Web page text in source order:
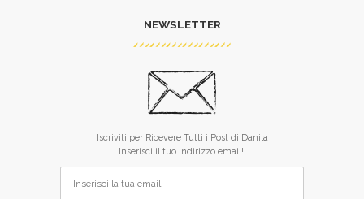
NEWSLETTER
Iscriviti per Ricevere Tutti i Post di Danila
Inserisci il tuo indirizzo email!.